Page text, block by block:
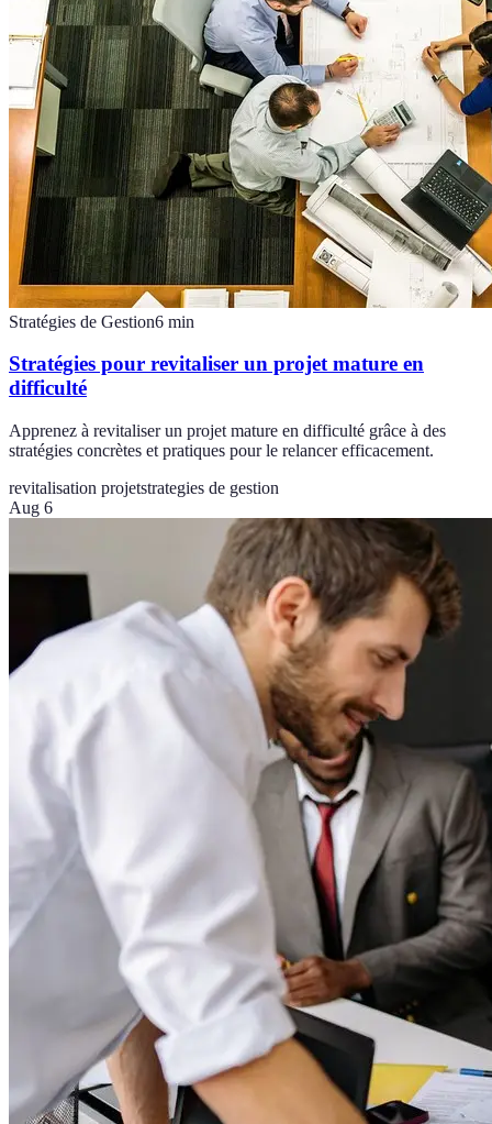
Stratégies de Gestion6 min
Stratégies pour revitaliser un projet mature en
difficulté
Apprenez à revitaliser un projet mature en difficulté grâce à des
stratégies concrètes et pratiques pour le relancer efficacement.
revitalisation projetstrategies de gestion
Aug 6